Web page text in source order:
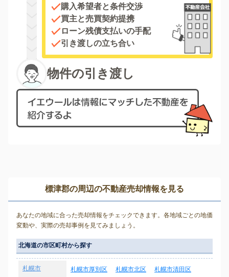
購入希望者と条件交渉
買主と売買契約提携
ローン残債支払いの手配
引き渡しの立ち合い
物件の引き渡し
標津郡の周辺の不動産売却情報を見る
あなたの地域に合った売却情報をチェックできます。各地域ごとの地価
変動や、実際の売却事例を見てみましょう。
北海道の市区町村から探す
札幌市 札幌市厚別区 札幌市北区
札幌市清田区